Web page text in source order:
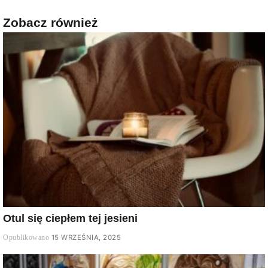
Zobacz również
Otul się ciepłem tej jesieni
15 WRZEŚNIA, 2025